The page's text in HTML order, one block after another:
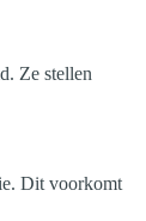
Ze stellen
Dit voorkomt